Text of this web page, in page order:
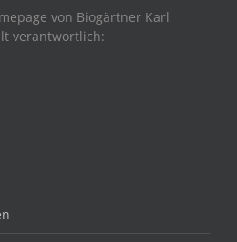
von Biogärtner Karl
verantwortlich: